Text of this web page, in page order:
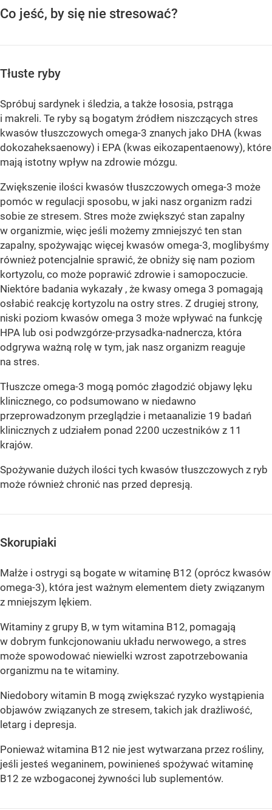
Co jeść, by się nie stresować?
Tłuste ryby
Spróbuj sardynek i śledzia, a także łososia, pstrąga
i makreli. Te ryby są bogatym źródłem niszczących stres
kwasów tłuszczowych omega-3 znanych jako DHA (kwas
dokozaheksaenowy) i EPA (kwas eikozapentaenowy), które
mają istotny wpływ na zdrowie mózgu.
Zwiększenie ilości kwasów tłuszczowych omega-3 może
pomóc w regulacji sposobu, w jaki nasz organizm radzi
sobie ze stresem. Stres może zwiększyć stan zapalny
w organizmie, więc jeśli możemy zmniejszyć ten stan
zapalny, spożywając więcej kwasów omega-3, moglibyśmy
również potencjalnie sprawić, że obniży się nam poziom
kortyzolu, co może poprawić zdrowie i samopoczucie.
Niektóre badania wykazały , że kwasy omega 3 pomagają
osłabić reakcję kortyzolu na ostry stres. Z drugiej strony,
niski poziom kwasów omega 3 może wpływać na funkcję
HPA lub osi podwzgórze-przysadka-nadnercza, która
odgrywa ważną rolę w tym, jak nasz organizm reaguje
na stres.
Tłuszcze omega-3 mogą pomóc złagodzić objawy lęku
klinicznego, co podsumowano w niedawno
przeprowadzonym przeglądzie i metaanalizie 19 badań
klinicznych z udziałem ponad 2200 uczestników z 11
krajów.
Spożywanie dużych ilości tych kwasów tłuszczowych z ryb
może również chronić nas przed depresją.
Skorupiaki
Małże i ostrygi są bogate w witaminę B12 (oprócz kwasów
omega-3), która jest ważnym elementem diety związanym
z mniejszym lękiem.
Witaminy z grupy B, w tym witamina B12, pomagają
w dobrym funkcjonowaniu układu nerwowego, a stres
może spowodować niewielki wzrost zapotrzebowania
organizmu na te witaminy.
Niedobory witamin B mogą zwiększać ryzyko wystąpienia
objawów związanych ze stresem, takich jak drażliwość,
letarg i depresja.
Ponieważ witamina B12 nie jest wytwarzana przez rośliny,
jeśli jesteś weganinem, powinieneś spożywać witaminę
B12 ze wzbogaconej żywności lub suplementów.